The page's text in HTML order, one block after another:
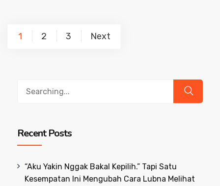
Posts
1 2 3 Next
Recent Posts
“Aku Yakin Nggak Bakal Kepilih.” Tapi Satu
Kesempatan Ini Mengubah Cara Lubna Melihat